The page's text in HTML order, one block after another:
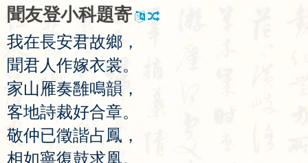
聞友登小科題寄
我在長安君故鄉 ，
聞君 人作嫁衣裳。
家山雁奏雝鳴韻 ，
客地詩裁好合章。
敬仲已徵諧占鳳 ，
相如寧復鼓求凰。